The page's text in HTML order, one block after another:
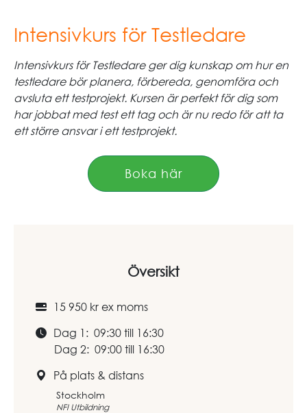
Intensivkurs för Testledare
Intensivkurs för Testledare ger dig kunskap om hur en
testledare bör planera, förbereda, genomföra och
avsluta ett testprojekt. Kursen är perfekt för dig som
har jobbat med test ett tag och är nu redo för att ta
ett större ansvar i ett testprojekt.
Boka här
Översikt
15 950 kr ex moms
Dag 1: 09:30 till 16:30
Dag 2: 09:00 till 16:30
På plats & distans
Stockholm
NFI Utbildning